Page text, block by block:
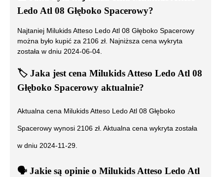
Ledo Atl 08 Głęboko Spacerowy?
Najtaniej Milukids Atteso Ledo Atl 08 Głęboko Spacerowy
można było kupić za 2106 zł. Najniższa cena wykryta
została w dniu 2024-06-04
🏷️ Jaka jest cena Milukids Atteso Ledo Atl 08
Głęboko Spacerowy aktualnie?
Aktualna cena Milukids Atteso Ledo Atl 08 Głęboko
Spacerowy wynosi 2106 zł. Aktualna cena wykryta została
w dniu 2024-11-29
🗣️ ️ Jakie są opinie o Milukids Atteso Ledo Atl